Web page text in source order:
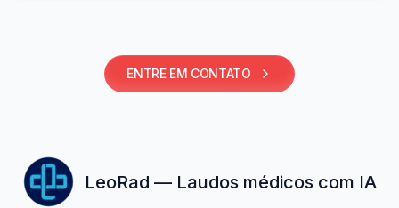
ENTRE EM CONTATO
LeoRad — Laudos médicos com IA